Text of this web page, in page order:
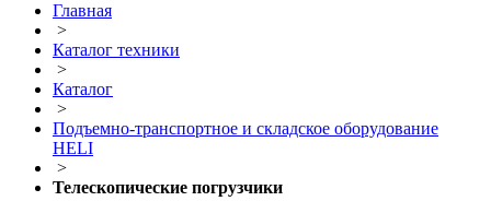
Главная
>
Каталог техники
>
Каталог
>
Подъемно-транспортное и складское оборудование
HELI
>
Телескопические погрузчики